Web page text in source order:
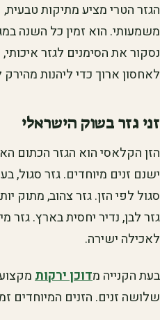
הגזר הטרי מציע מתיקות טבעית,
משמעותי. הוא זמין כל השנה
נסקור את הסימנים לגזר
לאחסון ארוך כדי ליהנות מהירק
זני גזר בשוק הישראלי
הזן הקלאסי הוא הגזר הכתום
ישנם זנים מיוחדים. גזר סגול,
סגול לפי הזן. גזר צהוב, מתוק
גזר לבן, נדיר יחסית בארץ. גזר
לאכילה ישירה.
בעת הקנייה מדוכן ירקות
שלושה זנים. הזנים המיוחדים